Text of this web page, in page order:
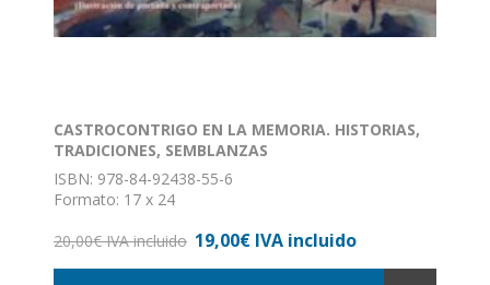
CASTROCONTRIGO EN LA MEMORIA. HISTORIAS,
TRADICIONES, SEMBLANZAS
ISBN: 978-84-92438-55-6
Formato: 17 x 24
Encuadernación: Rústica con solapas
20,00€ IVA incluido 19,00€ IVA incluido